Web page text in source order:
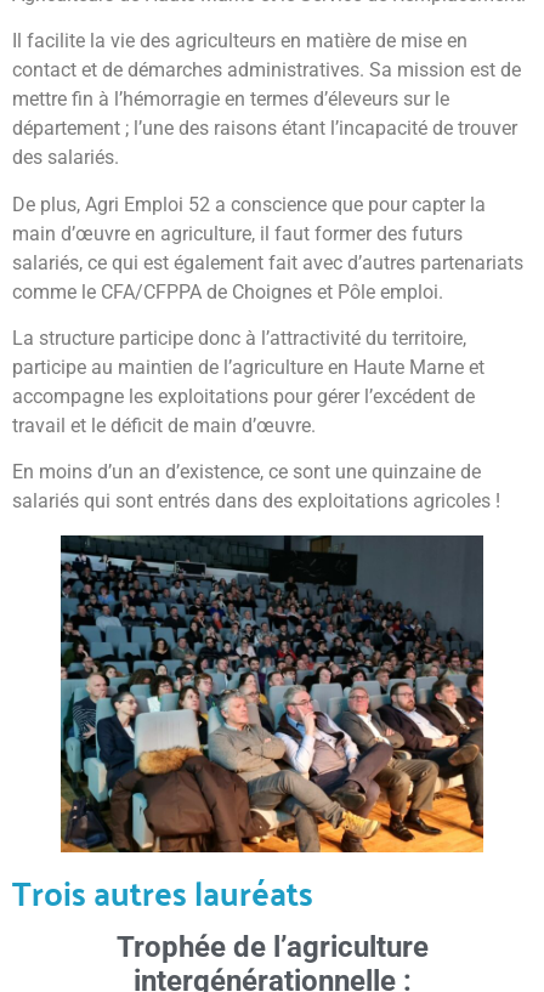
Il facilite la vie des agriculteurs en matière de mise en
contact et de démarches administratives. Sa mission est de
mettre fin à l’hémorragie en termes d’éleveurs sur le
département ; l’une des raisons étant l’incapacité de trouver
des salariés.
De plus, Agri Emploi 52 a conscience que pour capter la
main d’œuvre en agriculture, il faut former des futurs
salariés, ce qui est également fait avec d’autres partenariats
comme le CFA/CFPPA de Choignes et Pôle emploi.
La structure participe donc à l’attractivité du territoire,
participe au maintien de l’agriculture en Haute Marne et
accompagne les exploitations pour gérer l’excédent de
travail et le déficit de main d’œuvre.
En moins d’un an d’existence, ce sont une quinzaine de
salariés qui sont entrés dans des exploitations agricoles !
Trois autres lauréats
Trophée de l’agriculture
intergénérationnelle :